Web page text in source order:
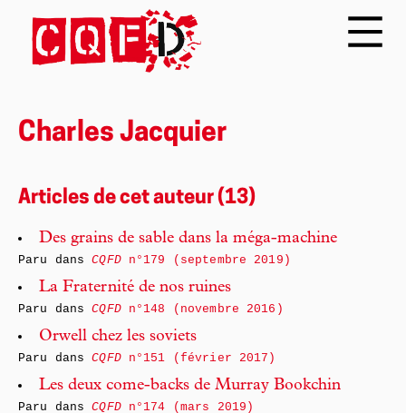
Charles Jacquier
Articles de cet auteur (13)
Des grains de sable dans la méga-machine
Paru dansCQFDn°179 (septembre 2019)
La Fraternité de nos ruines
Paru dansCQFDn°148 (novembre 2016)
Orwell chez les soviets
Paru dansCQFDn°151 (février 2017)
Les deux come-backs de Murray Bookchin
Paru dansCQFDn°174 (mars 2019)